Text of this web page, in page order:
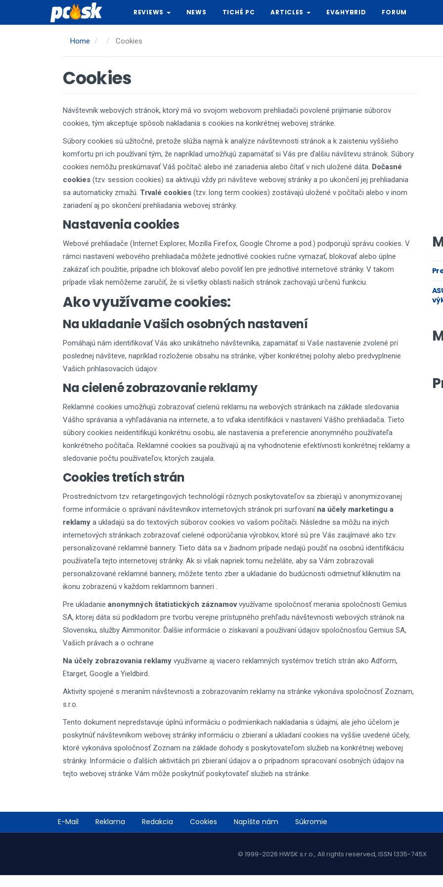
main
REVIEWS NEWS TICHÉ PC ARTICLES EV&HYBRID FORUM
Home Cookies
Cookies
Návštevník webových stránok, ktorý má vo svojom webovom prehliadači povolené prijímanie súborov
cookies, tým akceptuje spôsob nakladania s cookies na konkrétnej webovej stránke.
Súbory cookies sú užitočné, pretože slúžia najmä k analýze návštevnosti stránok a k zaisteniu vyššieho
komfortu pri ich používaní tým, že napríklad umožňujú zapamätať si Vás pre ďalšiu návštevu stránok. Súbory
cookies nemôžu preskúmavať Váš počítač alebo iné zariadenia alebo čítať v nich uložené dáta. Dočasné
cookies (tzv. session cookies) sa aktivujú vždy pri návšteve webovej stránky a po ukončení jej prehliadania
sa automaticky zmažú. Trvalé cookies (tzv. long term cookies) zostávajú uložené v počítači alebo v inom
zariadení aj po skončení prehliadania webovej stránky.
Nastavenia cookies
Webové prehliadače (Internet Explorer, Mozilla Firefox, Google Chrome a pod.) podporujú správu cookies. V
rámci nastavení webového prehliadača môžete jednotlivé cookies ručne vymazať, blokovať alebo úplne
zakázať ich použitie, prípadne ich blokovať alebo povoliť len pre jednotlivé internetové stránky. V takom
prípade však nemôžeme zaručiť, že si všetky oblasti našich stránok zachovajú určenú funkciu.
Ako využívame cookies:
Na ukladanie Vašich osobných nastavení
Pomáhajú nám identifikovať Vás ako unikátneho návštevníka, zapamätať si Vaše nastavenie zvolené pri
poslednej návšteve, napríklad rozloženie obsahu na stránke, výber konkrétnej polohy alebo predvyplnenie
Vašich prihlasovacích údajov.
Na cielené zobrazovanie reklamy
Reklamné cookies umožňujú zobrazovať cielenú reklamu na webových stránkach na základe sledovania
Vášho správania a vyhľadávania na internete, a to vďaka identifikácii v nastavení Vášho prehliadača. Tieto
súbory cookies neidentifikujú konkrétnu osobu, ale nastavenia a preferencie anonymného používateľa
konkrétneho počítača. Reklamné cookies sa používajú aj na vyhodnotenie efektívnosti konkrétnej reklamy a
sledovanie počtu používateľov, ktorých zaujala.
Cookies tretích strán
Prostredníctvom tzv. retargetingových technológií rôznych poskytovateľov sa zbierajú v anonymizovanej
forme informácie o správaní návštevníkov internetových stránok pri surfovaní na účely marketingu a
reklamy a ukladajú sa do textových súborov cookies vo vašom počítači. Následne sa môžu na iných
internetových stránkach zobrazovať cielené odporúčania výrobkov, ktoré sú pre Vás zaujímavé ako tzv.
personalizované reklamné bannery. Tieto dáta sa v žiadnom prípade nedajú použiť na osobnú identifikáciu
používateľa tejto internetovej stránky. Ak si však napriek tomu neželáte, aby sa Vám zobrazovali
personalizované reklamné bannery, môžete tento zber a ukladanie do budúcnosti odmietnuť kliknutím na
ikonu zobrazenú v každom reklamnom banneri .
Pre ukladanie anonymných štatistických záznamovvyužívame spoločnosť merania spoločnosti Gemius
SA, ktorej dáta sú podkladom pre tvorbu verejne prístupného prehľadu návštevnosti webových stránok na
Slovensku, služby Aimmonitor. Ďalšie informácie o získavaní a používaní údajov spoločnosťou Gemius SA,
Vašich právach a o ochrane
Na účely zobrazovania reklamy využívame aj viacero reklamných systémov tretích strán ako Adform,
Etarget, Google a Yieldbird.
Aktivity spojené s meraním návštevnosti a zobrazovaním reklamy na stránke vykonáva spoločnosť Zoznam,
s.r.o.
Tento dokument nepredstavuje úplnú informáciu o podmienkach nakladania s údajmi, ale jeho účelom je
poskytnúť návštevníkom webovej stránky informáciu o zbieraní a ukladaní cookies na vyššie uvedené účely,
ktoré vykonáva spoločnosť Zoznam na základe dohody s poskytovateľom služieb na konkrétnej webovej
stránky. Informácie o ďalších aktivitách pri zbieraní údajov a o prípadnom spracovaní osobných údajov na
tejto webovej stránke Vám môže poskytnúť poskytovateľ služieb na stránke.
Footer
menu
E-Mail Reklama Redakcia Cookies Napíšte nám Súkromie
© 1999-2026 HWSK s.r.o., All rights reserved, ISSN 1335-745X